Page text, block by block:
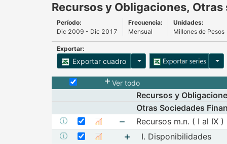
Recursos y Obligaciones,
Período:
Dic 2009 - Dic 2017
Frecuencia:
Mensual
Unidades:
Millones de Pesos
Exportar:
Exportar cuadro Opciones para exportar
Selecciona o desmarca todas las series
Ver todo
Recursos y
Otras Sociedades
Mostrar metadatos de la serie Recursos m.n. ( I al
Seleccione sus series
Seleccionar serie Recursos m.n. ( I al IX )
Mostrar gráfica de la serie
Mostrar elementos de
Recursos m.n. ( I al IX )
Mostrar metadatos de la serie I. Disponibilidades
Seleccione sus series
Seleccionar serie I. Disponibilidades
Mostrar gráfica de la serie I.
I. Disponibilidades